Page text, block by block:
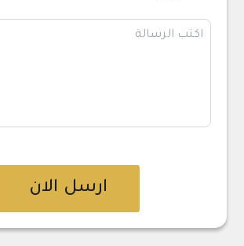
ارسل الان